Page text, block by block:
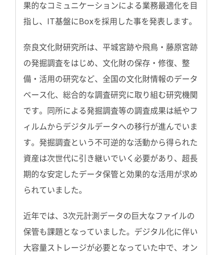
果的なコミュニケーションによる業務最適化を目
指し、IT基盤にBoxを採用した事を発表します。
奈良文化財研究所は、平城宮跡や飛鳥・藤原宮跡
の発掘調査をはじめ、文化財の保存・修復、整
備・活用の研究など、全国の文化財情報のデータ
ベース化、総合的な調査研究に取り組む研究機関
です。同所による発掘調査等の調査成果は紙やフ
ィルムからデジタルデータへの移行が進んでいま
す。発掘調査という不可逆的な活動から得られた
資産は次世代に引き継いでいく必要があり、超長
期的な安定したデータ保管と効果的な活用が求め
られていました。
近年では、3次元計測データの巨大なファイルの
保管も課題となっていました。デジタル化に伴い
大容量ストレージが必要となっていた中で、オン